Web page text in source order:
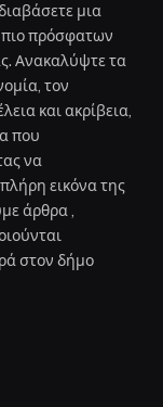
μια
πρόσφατων
Ανακαλύψτε τα
τον
και ακρίβεια,
που
να
εικόνα της
άρθρα ,
στον δήμο